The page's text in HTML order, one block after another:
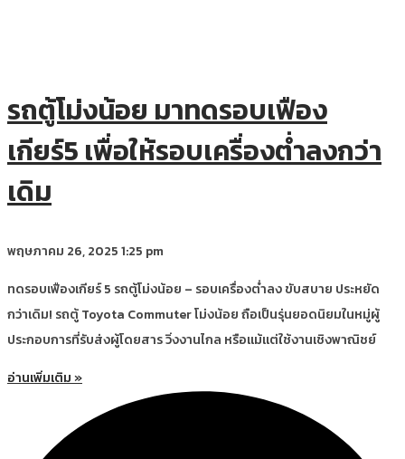
รถตู้โม่งน้อย มาทดรอบเฟือง
เกียร์5 เพื่อให้รอบเครื่องต่ำลงกว่า
เดิม
พฤษภาคม 26, 20251:25 pm
ทดรอบเฟืองเกียร์ 5 รถตู้โม่งน้อย – รอบเครื่องต่ำลง ขับสบาย ประหยัด
กว่าเดิม! รถตู้ Toyota Commuter โม่งน้อย ถือเป็นรุ่นยอดนิยมในหมู่ผู้
ประกอบการที่รับส่งผู้โดยสาร วิ่งงานไกล หรือแม้แต่ใช้งานเชิงพาณิชย์
อ่านเพิ่มเติม »